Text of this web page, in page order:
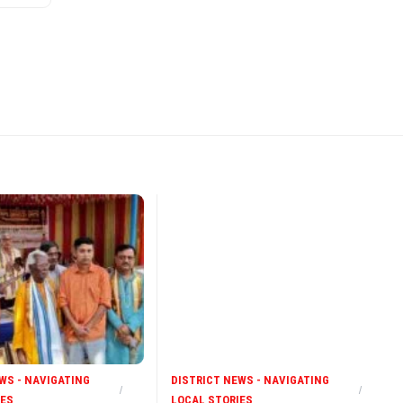
- NAVIGATING
DISTRICT NEWS - NAVIGATING
LOCAL STORIES